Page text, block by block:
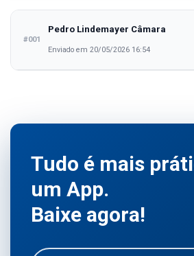
#001
Pedro Lindemayer Câmara
Enviado em 20/05/2026 16:54
Tudo é mais
um App.
Baixe agora!